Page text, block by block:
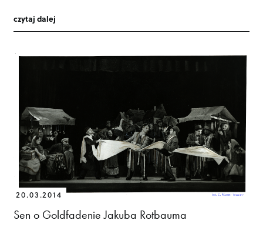
czytaj dalej
20.03.2014
Sen o Goldfadenie Jakuba Rotbauma